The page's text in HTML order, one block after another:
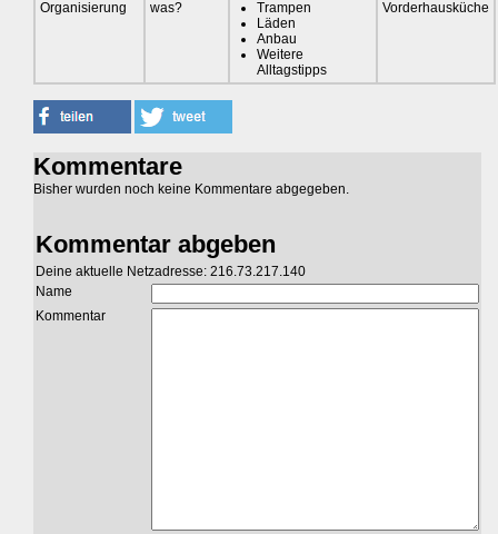
Organisierung
was?
Trampen
Läden
Anbau
Weitere
Alltagstipps
Vorderhausküche
Kommentare
Bisher wurden noch keine Kommentare abgegeben.
Kommentar abgeben
Deine aktuelle Netzadresse: 216.73.217.140
Name
Kommentar